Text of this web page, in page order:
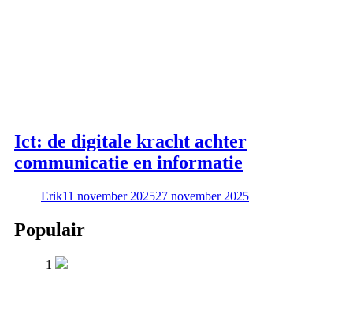
Ict: de digitale kracht achter
communicatie en informatie
Erik11 november 202527 november 2025
Populair
1